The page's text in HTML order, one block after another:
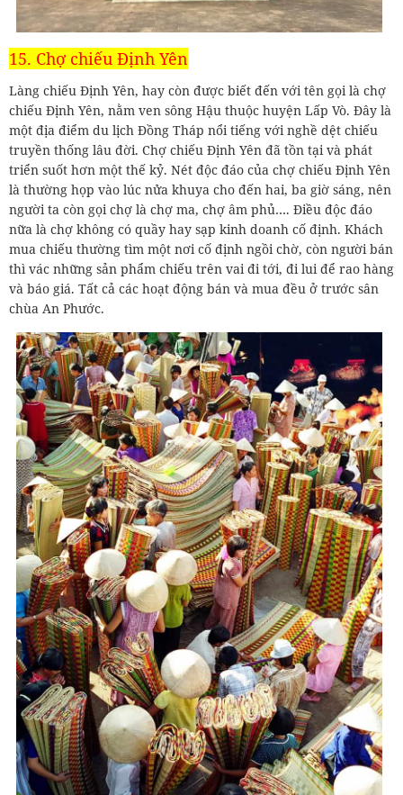
15. Chợ chiếu Định Yên
Làng chiếu Định Yên, hay còn được biết đến với tên gọi là chợ
chiếu Định Yên, nằm ven sông Hậu thuộc huyện Lấp Vò. Đây là
một địa điểm du lịch Đồng Tháp nổi tiếng với nghề dệt chiếu
truyền thống lâu đời. Chợ chiếu Định Yên đã tồn tại và phát
triển suốt hơn một thế kỷ. Nét độc đáo của chợ chiếu Định Yên
là thường họp vào lúc nửa khuya cho đến hai, ba giờ sáng, nên
người ta còn gọi chợ là chợ ma, chợ âm phủ…. Điều độc đáo
nữa là chợ không có quầy hay sạp kinh doanh cố định. Khách
mua chiếu thường tìm một nơi cố định ngồi chờ, còn người bán
thì vác những sản phẩm chiếu trên vai đi tới, đi lui để rao hàng
và báo giá. Tất cả các hoạt động bán và mua đều ở trước sân
chùa An Phước.